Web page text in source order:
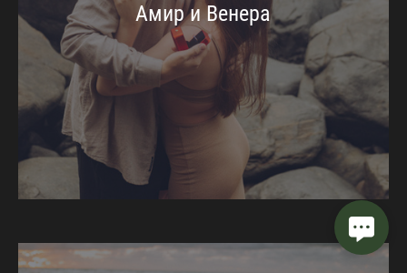
Амир и Венера